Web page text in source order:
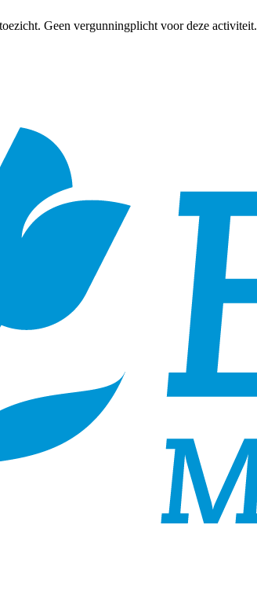
Geen vergunningplicht voor deze activiteit.